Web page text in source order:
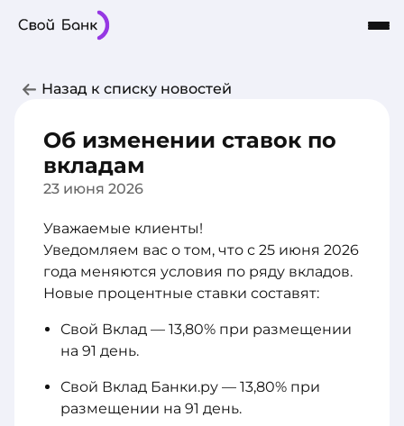
О Банке
Частным лицам
Назад к списку новостей
Об изменении ставок по
вкладам
23 июня 2026
Уважаемые клиенты!
Уведомляем вас о том, что с 25 июня 2026
года меняются условия по ряду вкладов.
Новые процентные ставки составят:
Свой Вклад — 13,80% при размещении
на 91 день.
Свой Вклад Банки.ру — 13,80% при
размещении на 91 день.